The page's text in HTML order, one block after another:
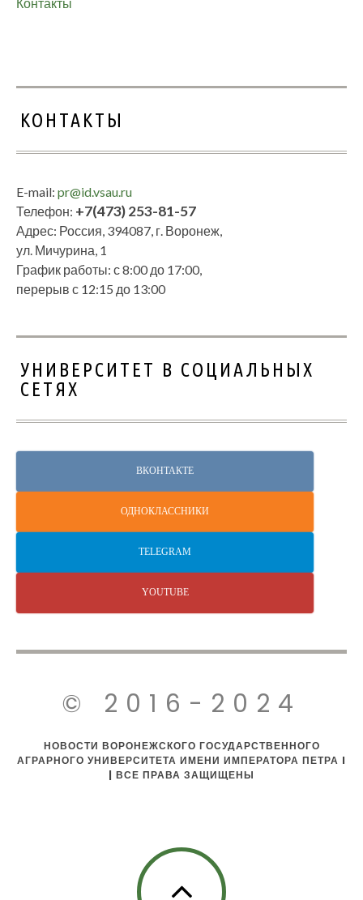
КОНТАКТЫ
E-mail: pr@id.vsau.ru
Телефон: +7(473) 253-81-57
Адрес: Россия, 394087, г. Воронеж,
ул. Мичурина, 1
График работы: с 8:00 до 17:00,
перерыв с 12:15 до 13:00
УНИВЕРСИТЕТ В СОЦИАЛЬНЫХ
СЕТЯХ
ВКОНТАКТЕ
ОДНОКЛАССНИКИ
TELEGRAM
YOUTUBE
© 2016-2024
НОВОСТИ ВОРОНЕЖСКОГО ГОСУДАРСТВЕННОГО
АГРАРНОГО УНИВЕРСИТЕТА ИМЕНИ ИМПЕРАТОРА ПЕТРА I
| ВСЕ ПРАВА ЗАЩИЩЕНЫ